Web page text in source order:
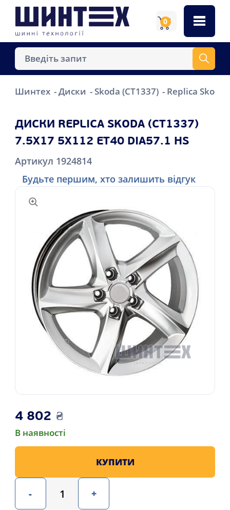
0
Шинтех Диски Skoda (CT1337) Replica Skoda
ДИСКИ REPLICA SKODA (CT1337)
7.5X17 5X112 ET40 DIA57.1 HS
Артикул 1924814
Будьте першим, хто залишить відгук
4 802 ₴
В наявності
- +
КУПИТИ